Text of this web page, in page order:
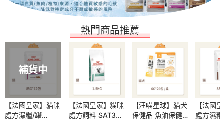
熱門商品推薦
補貨中
【法國皇家】貓咪
處方濕糧/罐
【法國皇家】貓咪
處方飼料 SAT34
【汪喵星球】貓犬
保健品 魚油保健
【法
處方濕